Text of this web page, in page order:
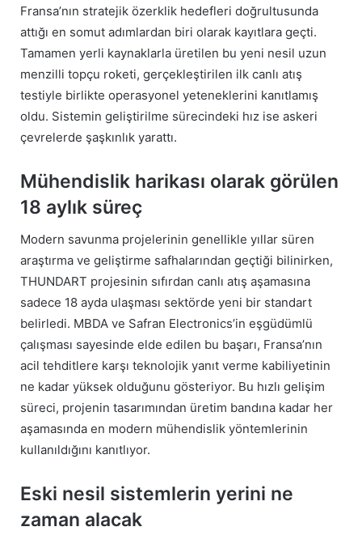
Fransa’nın stratejik özerklik hedefleri doğrultusunda
attığı en somut adımlardan biri olarak kayıtlara geçti.
Tamamen yerli kaynaklarla üretilen bu yeni nesil uzun
menzilli topçu roketi, gerçekleştirilen ilk canlı atış
testiyle birlikte operasyonel yeteneklerini kanıtlamış
oldu. Sistemin geliştirilme sürecindeki hız ise askeri
çevrelerde şaşkınlık yarattı.
Mühendislik harikası olarak görülen
18 aylık süreç
Modern savunma projelerinin genellikle yıllar süren
araştırma ve geliştirme safhalarından geçtiği bilinirken,
THUNDART projesinin sıfırdan canlı atış aşamasına
sadece 18 ayda ulaşması sektörde yeni bir standart
belirledi. MBDA ve Safran Electronics’in eşgüdümlü
çalışması sayesinde elde edilen bu başarı, Fransa’nın
acil tehditlere karşı teknolojik yanıt verme kabiliyetinin
ne kadar yüksek olduğunu gösteriyor. Bu hızlı gelişim
süreci, projenin tasarımından üretim bandına kadar her
aşamasında en modern mühendislik yöntemlerinin
kullanıldığını kanıtlıyor.
Eski nesil sistemlerin yerini ne
zaman alacak